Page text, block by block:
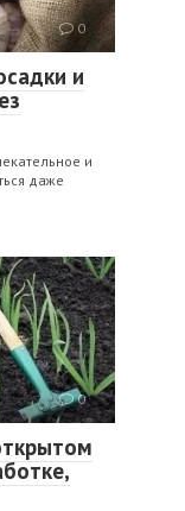
0
и
и
даже
0